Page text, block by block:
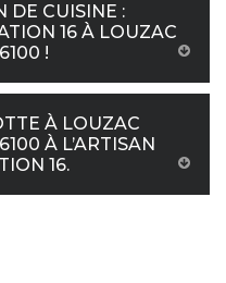
DE CUISINE :
16 À LOUZAC
!
À LOUZAC
À L’ARTISAN
16.